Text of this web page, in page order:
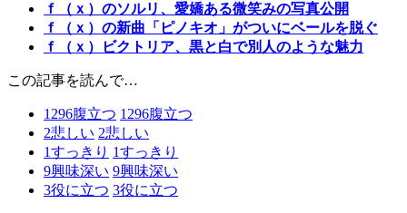
ｆ（ｘ）のソルリ、愛嬌ある微笑みの写真公開
ｆ（ｘ）の新曲「ピノキオ」がついにベールを脱ぐ
ｆ（ｘ）ビクトリア、黒と白で別人のような魅力
この記事を読んで…
1296腹立つ 1296腹立つ
2悲しい 2悲しい
1すっきり 1すっきり
9興味深い 9興味深い
3役に立つ 3役に立つ